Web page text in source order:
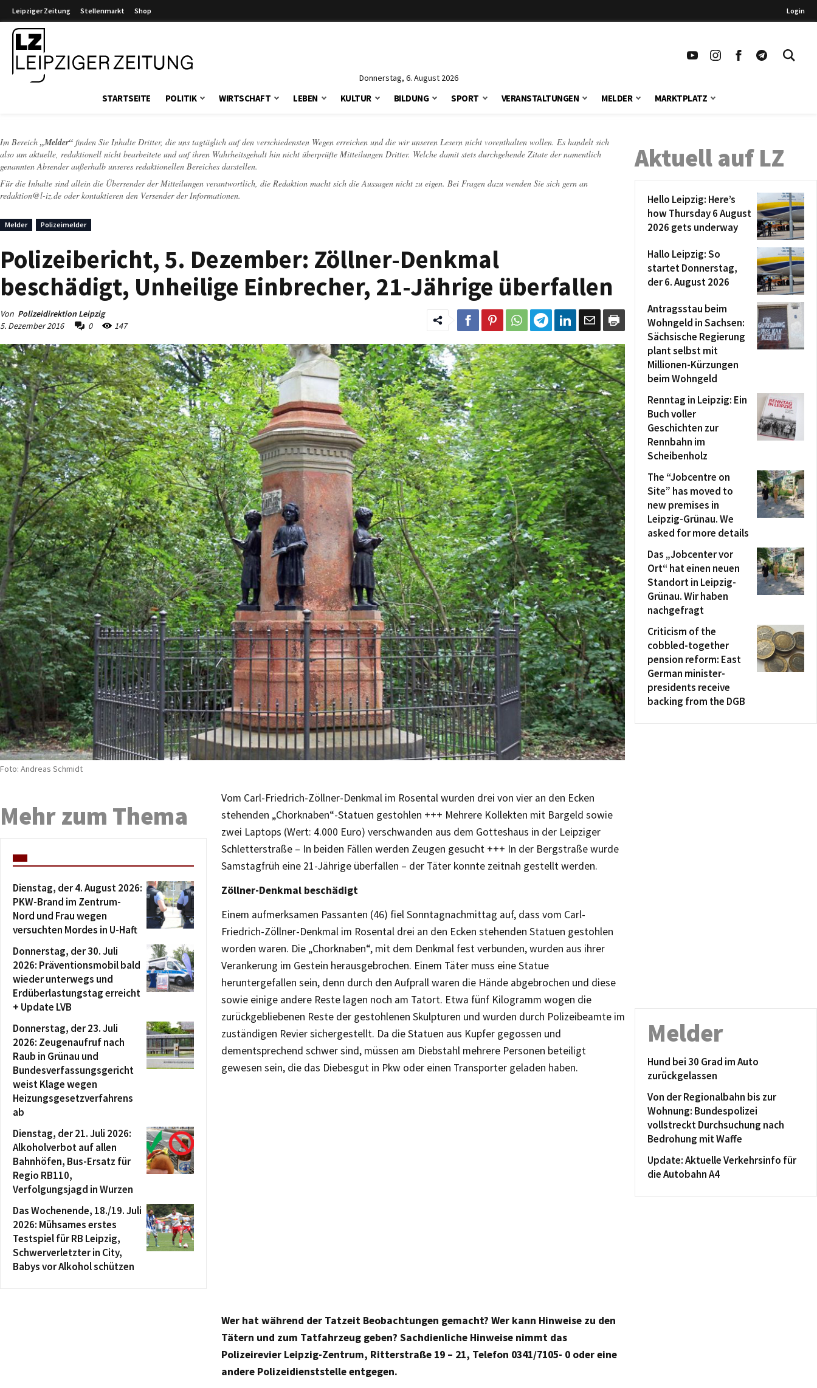
Leipziger Zeitung Stellenmarkt Shop Login
Donnerstag, 6. August 2026
STARTSEITE POLITIK WIRTSCHAFT LEBEN KULTUR BILDUNG SPORT VERANSTALTUNGEN MELDER MARKTPLATZ
Im Bereich „Melder“ finden Sie Inhalte Dritter, die uns tagtäglich auf den verschiedensten Wegen erreichen und die wir unseren Lesern nicht vorenthalten wollen. Es handelt sich
also um aktuelle, redaktionell nicht bearbeitete und auf ihren Wahrheitsgehalt hin nicht überprüfte Mitteilungen Dritter. Welche damit stets durchgehende Zitate der namentlich
genannten Absender außerhalb unseres redaktionellen Bereiches darstellen.
Für die Inhalte sind allein die Übersender der Mitteilungen verantwortlich, die Redaktion macht sich die Aussagen nicht zu eigen. Bei Fragen dazu wenden Sie sich gern an
redaktion@l-iz.de oder kontaktieren den Versender der Informationen.
Melder Polizeimelder
Polizeibericht, 5. Dezember: Zöllner-Denkmal
beschädigt, Unheilige Einbrecher, 21-Jährige überfallen
Von Polizeidirektion Leipzig
5. Dezember 2016
0 147
Foto: Andreas Schmidt
Vom Carl-Friedrich-Zöllner-Denkmal im Rosental wurden drei von vier an den Ecken
stehenden „Chorknaben“-Statuen gestohlen +++ Mehrere Kollekten mit Bargeld sowie
zwei Laptops (Wert: 4.000 Euro) verschwanden aus dem Gotteshaus in der Leipziger
Schletterstraße – In beiden Fällen werden Zeugen gesucht +++ In der Bergstraße wurde
Samstagfrüh eine 21-Jährige überfallen – der Täter konnte zeitnah gestellt werden.
Zöllner-Denkmal beschädigt
Einem aufmerksamen Passanten (46) fiel Sonntagnachmittag auf, dass vom Carl-
Friedrich-Zöllner-Denkmal im Rosental drei an den Ecken stehenden Statuen gestohlen
worden waren. Die „Chorknaben“, mit dem Denkmal fest verbunden, wurden aus ihrer
Verankerung im Gestein herausgebrochen. Einem Täter muss eine Statue
heruntergefallen sein, denn durch den Aufprall waren die Hände abgebrochen und diese
sowie einige andere Reste lagen noch am Tatort. Etwa fünf Kilogramm wogen die
zurückgebliebenen Reste der gestohlenen Skulpturen und wurden durch Polizeibeamte im
zuständigen Revier sichergestellt. Da die Statuen aus Kupfer gegossen und
dementsprechend schwer sind, müssen am Diebstahl mehrere Personen beteiligt
gewesen sein, die das Diebesgut in Pkw oder einen Transporter geladen haben.
Wer hat während der Tatzeit Beobachtungen gemacht? Wer kann Hinweise zu den
Tätern und zum Tatfahrzeug geben? Sachdienliche Hinweise nimmt das
Polizeirevier Leipzig-Zentrum, Ritterstraße 19 – 21, Telefon 0341/7105- 0 oder eine
andere Polizeidienststelle entgegen.
Mehr zum Thema
Dienstag, der 4. August 2026:
PKW-Brand im Zentrum-
Nord und Frau wegen
versuchten Mordes in U-Haft
Donnerstag, der 30. Juli
2026: Präventionsmobil bald
wieder unterwegs und
Erdüberlastungstag erreicht
+ Update LVB
Donnerstag, der 23. Juli
2026: Zeugenaufruf nach
Raub in Grünau und
Bundesverfassungsgericht
weist Klage wegen
Heizungsgesetzverfahrens
ab
Dienstag, der 21. Juli 2026:
Alkoholverbot auf allen
Bahnhöfen, Bus-Ersatz für
Regio RB110,
Verfolgungsjagd in Wurzen
Das Wochenende, 18./19. Juli
2026: Mühsames erstes
Testspiel für RB Leipzig,
Schwerverletzter in City,
Babys vor Alkohol schützen
Aktuell auf LZ
Hello Leipzig: Here’s
how Thursday 6 August
2026 gets underway
Hallo Leipzig: So
startet Donnerstag,
der 6. August 2026
Antragsstau beim
Wohngeld in Sachsen:
Sächsische Regierung
plant selbst mit
Millionen-Kürzungen
beim Wohngeld
Renntag in Leipzig: Ein
Buch voller
Geschichten zur
Rennbahn im
Scheibenholz
The “Jobcentre on
Site” has moved to
new premises in
Leipzig-Grünau. We
asked for more details
Das „Jobcenter vor
Ort“ hat einen neuen
Standort in Leipzig-
Grünau. Wir haben
nachgefragt
Criticism of the
cobbled-together
pension reform: East
German minister-
presidents receive
backing from the DGB
Melder
Hund bei 30 Grad im Auto
zurückgelassen
Von der Regionalbahn bis zur
Wohnung: Bundespolizei
vollstreckt Durchsuchung nach
Bedrohung mit Waffe
Update: Aktuelle Verkehrsinfo für
die Autobahn A4